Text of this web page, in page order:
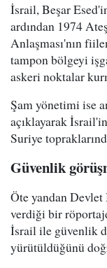
İsrail, Beşar
ardından 1974
Anlaşması'nın
tampon bölgeyi
askeri noktalar
Şam yönetimi ise
açıklayarak
Suriye
Güvenlik
Öte yandan
verdiği bir
İsrail ile güvenlik
yürütüldüğünü